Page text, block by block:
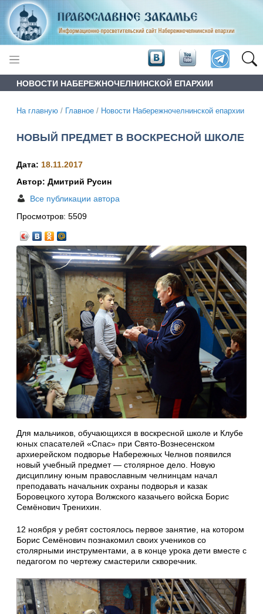
НОВОСТИ НАБЕРЕЖНОЧЕЛНИНСКОЙ ЕПАРХИИ
На главную / Главное / Новости Набережночелнинской епархии
НОВЫЙ ПРЕДМЕТ В ВОСКРЕСНОЙ ШКОЛЕ
Дата: 18.11.2017
Автор: Дмитрий Русин
Все публикации автора
Просмотров: 5509
Для мальчиков, обучающихся в воскресной школе и Клубе
юных спасателей «Спас» при Свято-Вознесенском
архиерейском подворье Набережных Челнов появился
новый учебный предмет — столярное дело. Новую
дисциплину юным православным челнинцам начал
преподавать начальник охраны подворья и казак
Боровецкого хутора Волжского казачьего войска Борис
Семёнович Тренихин.
12 ноября у ребят состоялось первое занятие, на котором
Борис Семёнович познакомил своих учеников со
столярными инструментами, а в конце урока дети вместе с
педагогом по чертежу смастерили скворечник.